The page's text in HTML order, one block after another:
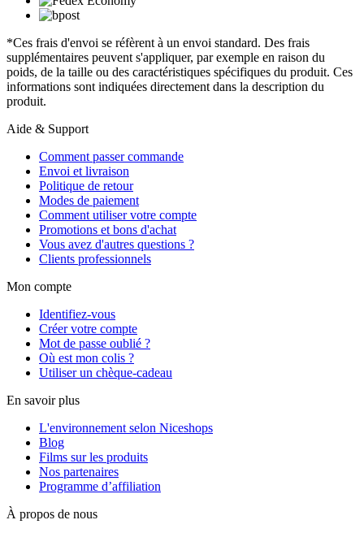
*Ces frais d'envoi se réfèrent à un envoi standard. Des frais
supplémentaires peuvent s'appliquer, par exemple en raison du
poids, de la taille ou des caractéristiques spécifiques du produit. Ces
informations sont indiquées directement dans la description du
produit.
Aide & Support
Comment passer commande
Envoi et livraison
Politique de retour
Modes de paiement
Comment utiliser votre compte
Promotions et bons d'achat
Vous avez d'autres questions ?
Clients professionnels
Mon compte
Identifiez-vous
Créer votre compte
Mot de passe oublié ?
Où est mon colis ?
Utiliser un chèque-cadeau
En savoir plus
L'environnement selon Niceshops
Blog
Films sur les produits
Nos partenaires
Programme d’affiliation
À propos de nous